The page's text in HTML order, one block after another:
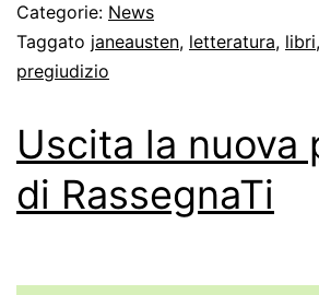
Categorie: News
Taggato janeausten, letteratura, libri,
pregiudizio
Uscita la nuova
di RassegnaTi